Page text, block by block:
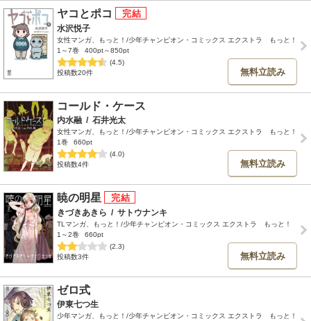
ヤコとポコ
水沢悦子
女性マンガ、もっと！/少年チャンピオン・コミックス エクストラ もっと！
1～7巻
400pt～850pt
(4.5)
投稿数20件
無料立読み
コールド・ケース
内水融 / 石井光太
女性マンガ、もっと！/少年チャンピオン・コミックス エクストラ もっと！
1巻
660pt
(4.0)
投稿数4件
無料立読み
暁の明星
きづきあきら / サトウナンキ
TLマンガ、もっと！/少年チャンピオン・コミックス エクストラ もっと！
1～2巻
660pt
(2.3)
投稿数3件
無料立読み
ゼロ式
伊東七つ生
少年マンガ、もっと！/少年チャンピオン・コミックス エクストラ もっと！